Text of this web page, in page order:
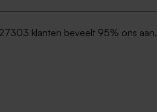
klanten beveelt 95% ons aan.